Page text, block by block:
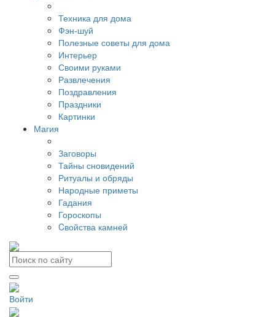
Техника для дома
Фэн-шуй
Полезные советы для дома
Интерьер
Своими руками
Развлечения
Поздравления
Праздники
Картинки
Магия
Заговоры
Тайны сновидений
Ритуалы и обряды
Народные приметы
Гадания
Гороскопы
Cвойства камней
Войти